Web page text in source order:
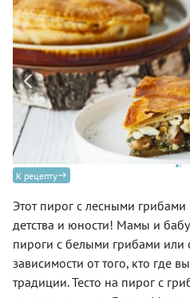
К рецепту
Этот пирог с лесными
детства и юности! Мамы и
пироги с белыми грибами
зависимости от того, кто где
традиции. Тесто на пирог с